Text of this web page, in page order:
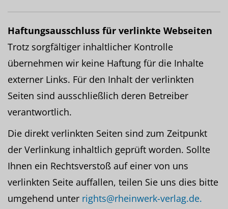
Haftungsausschluss für verlinkte Webseiten
Trotz sorgfältiger inhaltlicher Kontrolle
übernehmen wir keine Haftung für die Inhalte
externer Links. Für den Inhalt der verlinkten
Seiten sind ausschließlich deren Betreiber
verantwortlich.
Die direkt verlinkten Seiten sind zum Zeitpunkt
der Verlinkung inhaltlich geprüft worden. Sollte
Ihnen ein Rechtsverstoß auf einer von uns
verlinkten Seite auffallen, teilen Sie uns dies bitte
umgehend unter rights@rheinwerk-verlag.de.